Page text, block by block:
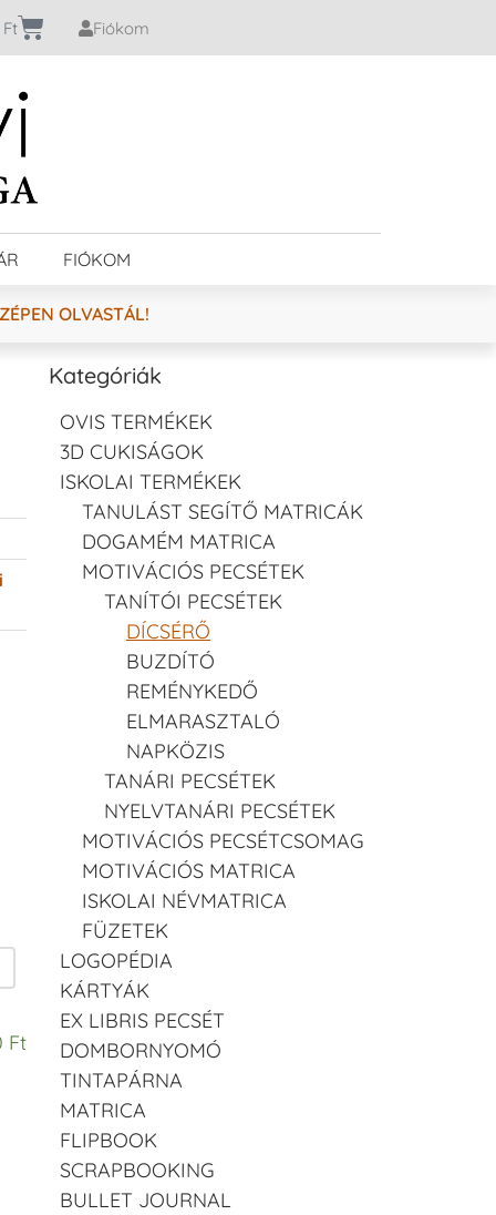
Ft Fiókom
FIÓKOM
OLVASTÁL!
Ft
Kategóriák
OVIS TERMÉKEK
3D CUKISÁGOK
ISKOLAI TERMÉKEK
TANULÁST SEGÍTŐ MATRICÁK
DOGAMÉM MATRICA
MOTIVÁCIÓS PECSÉTEK
TANÍTÓI PECSÉTEK
DÍCSÉRŐ
BUZDÍTÓ
REMÉNYKEDŐ
ELMARASZTALÓ
NAPKÖZIS
TANÁRI PECSÉTEK
NYELVTANÁRI PECSÉTEK
MOTIVÁCIÓS PECSÉTCSOMAG
MOTIVÁCIÓS MATRICA
ISKOLAI NÉVMATRICA
FÜZETEK
LOGOPÉDIA
KÁRTYÁK
EX LIBRIS PECSÉT
DOMBORNYOMÓ
TINTAPÁRNA
MATRICA
FLIPBOOK
SCRAPBOOKING
BULLET JOURNAL